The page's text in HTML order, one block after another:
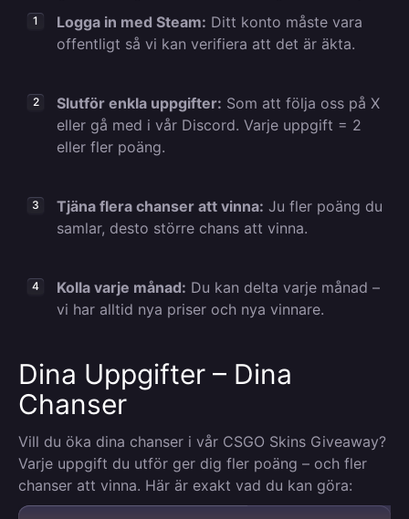
Logga in med Steam: Ditt konto måste vara
offentligt så vi kan verifiera att det är äkta.
Slutför enkla uppgifter: Som att följa oss på X
eller gå med i vår Discord. Varje uppgift = 2
eller fler poäng.
Tjäna flera chanser att vinna: Ju fler poäng du
samlar, desto större chans att vinna.
Kolla varje månad: Du kan delta varje månad –
vi har alltid nya priser och nya vinnare.
Dina Uppgifter – Dina
Chanser
Vill du öka dina chanser i vår CSGO Skins Giveaway?
Varje uppgift du utför ger dig fler poäng – och fler
chanser att vinna. Här är exakt vad du kan göra: